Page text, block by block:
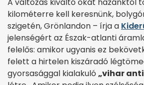
kilométerre kell keresnünk,
szigetén, Grönlandon – írja a
jelenségért az Észak-atlanti
felelős: amikor ugyanis ez
felett a hirtelen kiszáradó
gyorsasággal kialakuló „vihar